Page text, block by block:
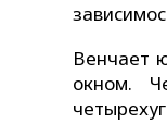
Венчает
окном.